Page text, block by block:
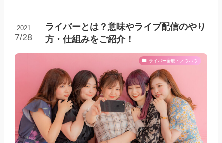
ライバーとは？意味やライブ配信のやり
方・仕組みをご紹介！
2021
7/28
ライバー全般・ノウハウ